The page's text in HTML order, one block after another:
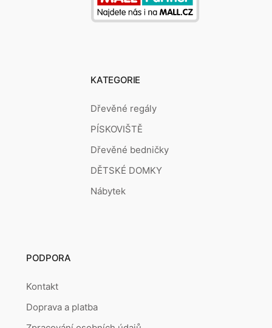
KATEGORIE
Dřevěné regály
PÍSKOVIŠTĚ
Dřevěné bedničky
DĚTSKÉ DOMKY
Nábytek
PODPORA
Kontakt
Doprava a platba